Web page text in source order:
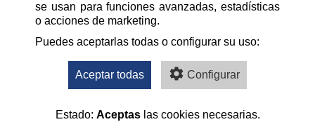
se usan para funciones avanzadas, estadísticas
o acciones de marketing.
Puedes aceptarlas todas o configurar su uso:
Aceptar todas Configurar
Estado: Aceptaslas cookies necesarias.
SCHNELLE NAVIGATION
Desarrollado por: